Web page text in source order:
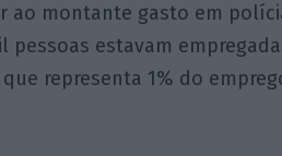
ao montante gasto em
pessoas estavam
representa 1% do